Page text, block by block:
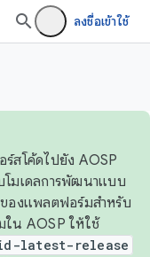
ลงชื่อเข้าใช้
สโค้ดไปยัง AOSP
มเดลการพัฒนาแบบ
องแพลตฟอร์มสำหรับ
ใน AOSP ให้ใช้
latest-release